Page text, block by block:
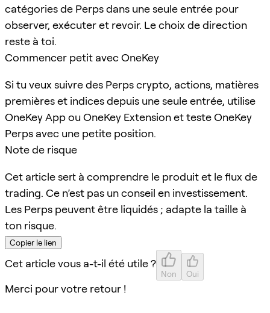
catégories de Perps dans une seule entrée pour
observer, exécuter et revoir. Le choix de direction
reste à toi.
Commencer petit avec OneKey
Si tu veux suivre des Perps crypto, actions, matières
premières et indices depuis une seule entrée, utilise
OneKey App ou OneKey Extension et teste OneKey
Perps avec une petite position.
Note de risque
Cet article sert à comprendre le produit et le flux de
trading. Ce n’est pas un conseil en investissement.
Les Perps peuvent être liquidés ; adapte la taille à
ton risque.
Copier le lien
Cet article vous a-t-il été utile ?
Non Oui
Merci pour votre retour !